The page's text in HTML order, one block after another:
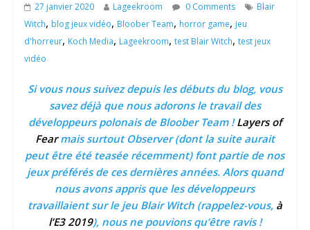
27 janvier 2020 Lageekroom 0 Comments
Blair
Witch, blog jeux vidéo, Bloober Team, horror game, jeu
d'horreur, Koch Media, Lageekroom, test Blair Witch, test jeux
vidéo
Si vous nous suivez depuis les débuts du blog, vous
savez déjà que nous adorons le travail des
développeurs polonais de Bloober Team !Layers of
Fearmais surtout Observer (dont la suite aurait
peut être été teasée récemment) font partie de nos
jeux préférés de ces dernières années. Alors quand
nous avons appris que les développeurs
travaillaient sur le jeu Blair Witch (rappelez-vous, à
l’E3 2019), nous ne pouvions qu’être ravis !